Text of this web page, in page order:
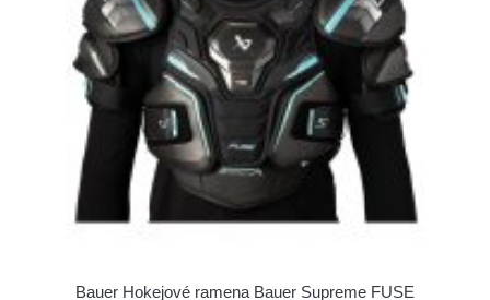
Bauer Hokejové ramena Bauer Supreme FUSE